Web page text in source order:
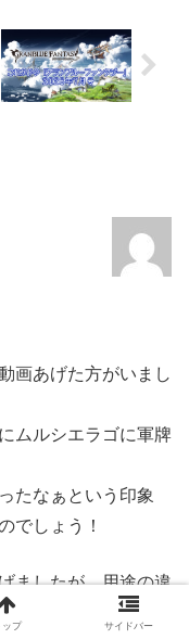
画あげた方がいまし
ムルシエラゴに軍牌
たなぁという印象
でしょう！
ましたが 用途の違
グまり武器の方が強
ップ サイドバー